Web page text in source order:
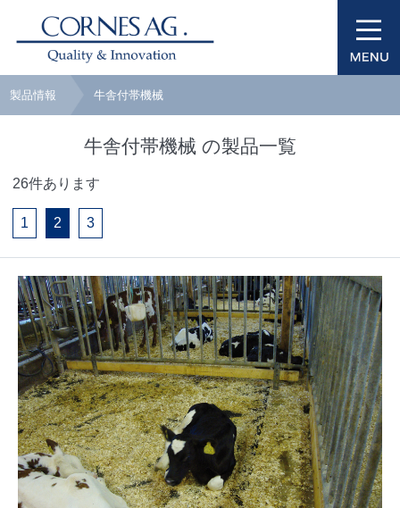
製品情報 牛舎付帯機械
牛舎付帯機械 の製品一覧
26件あります
1 2 3